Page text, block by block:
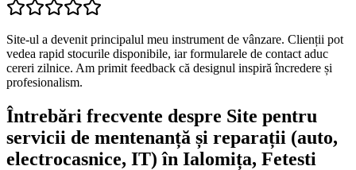
Site-ul a devenit principalul meu instrument de vânzare. Clienții pot
vedea rapid stocurile disponibile, iar formularele de contact aduc
cereri zilnice. Am primit feedback că designul inspiră încredere și
profesionalism.
Întrebări frecvente despre Site pentru
servicii de mentenanță și reparații (auto,
electrocasnice, IT) în Ialomița, Fetesti